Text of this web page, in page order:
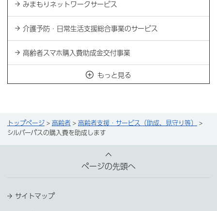
みまもりネットワークサービス
介護予防・日常生活支援総合事業のサービス
高齢者スマホ購入費助成金交付事業
もっと見る
トップページ > 高齢者 > 高齢者支援・サービス（助成、見守り等）
>
シルバーパスの購入費を助成します
ページの先頭へ
サイトマップ